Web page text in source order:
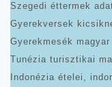
Szegedi éttermek
Gyerekversek
Gyerekmesék
Tunézia turisztikai
Indonézia ételei,